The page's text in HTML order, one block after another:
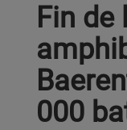
Fin
000